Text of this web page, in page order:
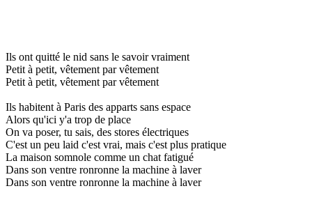
Ils ont quitté le nid sans le savoir vraiment
Petit à petit, vêtement par vêtement
Petit à petit, vêtement par vêtement
Ils habitent à Paris des apparts sans espace
Alors qu'ici y'a trop de place
On va poser, tu sais, des stores électriques
C'est un peu laid c'est vrai, mais c'est plus pratique
La maison somnole comme un chat fatigué
Dans son ventre ronronne la machine à laver
Dans son ventre ronronne la machine à laver